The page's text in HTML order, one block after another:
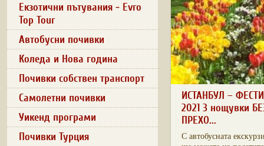
Екзотични пътувания - Evro
Top Tour
Автобусни почивки
Коледа и Нова година
Почивки собствен транспорт
Самолетни почивки
Уикенд програми
Почивки Турция
ИСТАНБУЛ –
2021 3 нощувки
ПРЕХО...
С автобусната